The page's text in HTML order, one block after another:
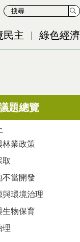
民主 綠色經濟
題總覽
林業政策
取
不當開發
與環境治理
生物保育
理